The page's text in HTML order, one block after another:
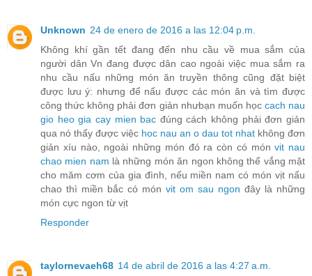
Unknown 24 de enero de 2016 a las 12:04 p.m.
Không khí gần tết đang đến nhu cầu về mua sắm của
người dân Vn đang được dân cao ngoài việc mua sắm ra
nhu cầu nấu những món ăn truyền thông cũng đặt biệt
được lưu ý: nhưng để nấu được các món ăn và tìm được
công thức không phải đơn giản nhưbạn muốn học cach nau
gio heo gia cay mien bac đúng cách không phải đơn giản
qua nó thấy được việc hoc nau an o dau tot nhat không đơn
giản xíu nào, ngoài những món đó ra còn có mónvit nau
chao mien nam là những món ăn ngon không thể vắng mặt
cho măm cơm của gia đình, nếu miền nam có món vịt nấu
chao thì miền bắc có món vit om sau ngon đây là những
món cực ngon từ vịt
Responder
taylornevaeh68 14 de abril de 2016 a las 4:27 a.m.